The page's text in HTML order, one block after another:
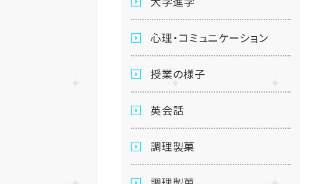
心理・コミュニケーション
授業の様子
英会話
調理製菓